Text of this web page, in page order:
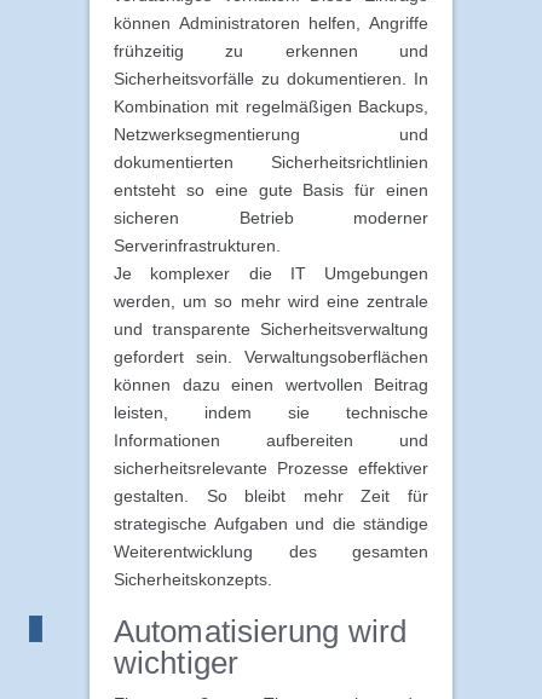
können Administratoren helfen, Angriffe
frühzeitig zu erkennen und
Sicherheitsvorfälle zu dokumentieren. In
Kombination mit regelmäßigen Backups,
Netzwerksegmentierung und
dokumentierten Sicherheitsrichtlinien
entsteht so eine gute Basis für einen
sicheren Betrieb moderner
Serverinfrastrukturen.
Je komplexer die IT Umgebungen
werden, um so mehr wird eine zentrale
und transparente Sicherheitsverwaltung
gefordert sein. Verwaltungsoberflächen
können dazu einen wertvollen Beitrag
leisten, indem sie technische
Informationen aufbereiten und
sicherheitsrelevante Prozesse effektiver
gestalten. So bleibt mehr Zeit für
strategische Aufgaben und die ständige
Weiterentwicklung des gesamten
Sicherheitskonzepts.
Automatisierung wird
wichtiger